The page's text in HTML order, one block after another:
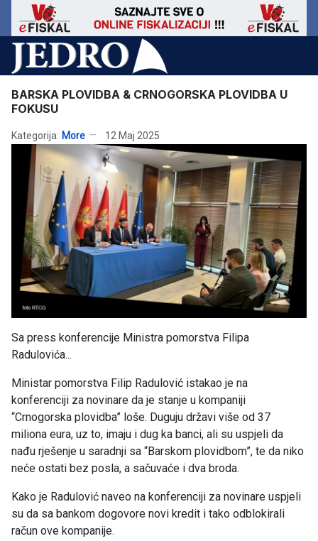
BARSKA PLOVIDBA & CRNOGORSKA PLOVIDBA U
FOKUSU
Kategorija: More 12 Maj 2025
Sa press konferencije Ministra pomorstva Filipa
Radulovića...
Ministar pomorstva Filip Radulović istakao je na
konferenciji za novinare da je stanje u kompaniji
“Crnogorska plovidba” loše. Duguju državi više od 37
miliona eura, uz to, imaju i dug ka banci, ali su uspjeli da
nađu rješenje u saradnji sa “Barskom plovidbom”, te da niko
neće ostati bez posla, a sačuvaće i dva broda.
Kako je Radulović naveo na konferenciji za novinare uspjeli
su da sa bankom dogovore novi kredit i tako odblokirali
račun ove kompanije.